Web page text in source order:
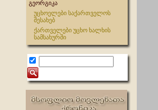
გეორგიკა
უცხოელები საქართველოს
შესახებ
ქართველები უცხო ხალხის
სამსახურში